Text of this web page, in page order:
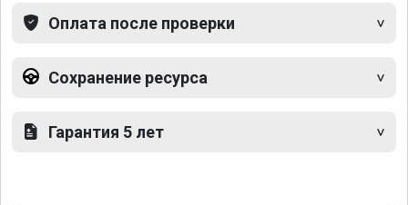
Оплата после проверки
Сохранение ресурса
Гарантия 5 лет